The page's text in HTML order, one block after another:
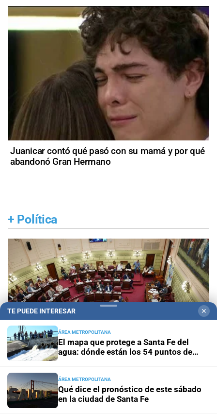
Juanicar contó qué pasó con su mamá y por qué
abandonó Gran Hermano
+ Política
Con tratamiento preferencial para el 20 de agosto
Diputados empieza en comisiones el debate
sobre el sistema electoral de Santa Fe
TE PUEDE INTERESAR ✕
ÁREA METROPOLITANA
El mapa que protege a Santa Fe del
agua: dónde están los 54 puntos de
ÁREA METROPOLITANA
Qué dice el pronóstico de este sábado
en la ciudad de Santa Fe